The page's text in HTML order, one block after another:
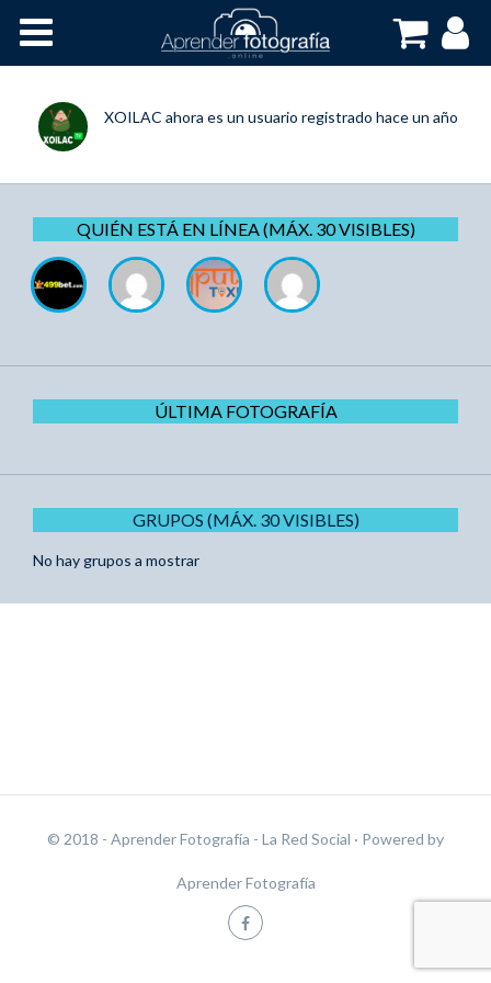
Cursos OnLine
XOILAC ahora es un usuario registrado hace un año
QUIÉN ESTÁ EN LÍNEA (MÁX. 30 VISIBLES)
ÚLTIMA FOTOGRAFÍA
GRUPOS (MÁX. 30 VISIBLES)
No hay grupos a mostrar
© 2018 - Aprender Fotografía - La Red Social · Powered by
Aprender Fotografía